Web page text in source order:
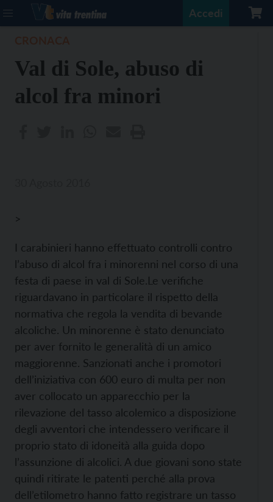
Accedi
Val di Sole, abuso di
alcol fra minori
>
I carabinieri hanno effettuato controlli contro
l’abuso di alcol fra i minorenni nel corso di una
festa di paese in val di Sole.Le verifiche
riguardavano in particolare il rispetto della
normativa che regola la vendita di bevande
alcoliche. Un minorenne è stato denunciato
per aver fornito le generalità di un amico
maggiorenne. Sanzionati anche i promotori
dell’iniziativa con 600 euro di multa per non
aver collocato un apparecchio per la
rilevazione del tasso alcolemico a disposizione
degli avventori che intendessero verificare il
proprio stato di idoneità alla guida dopo
l’assunzione di alcolici. A due giovani sono state
quindi ritirate le patenti perché alla prova
dell’etilometro hanno fatto registrare un tasso